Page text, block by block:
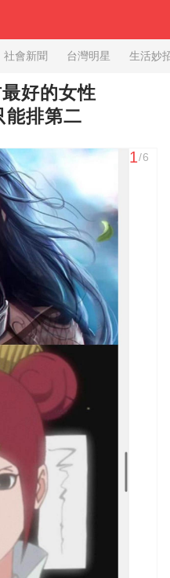
社會新聞 台灣明星 生活妙
好的女性
能排第二
1/6